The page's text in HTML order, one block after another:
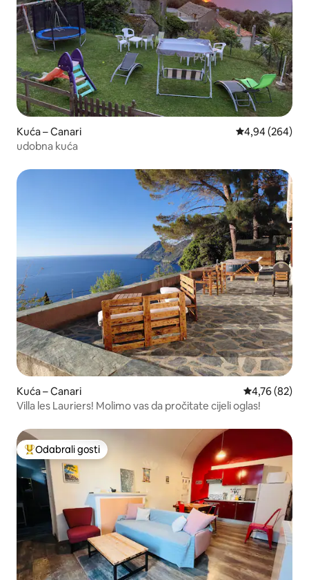
Kuća – Canari Prosječna
4,94 (264)
udobna kuća
Kuća – Canari Prosječna
4,76 (82)
Villa les Lauriers! Molimo vas da pročitate cijeli oglas!
Među najviše rangiranima s oznakom „Odabrali gosti”
Odabrali gosti